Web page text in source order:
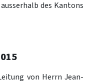
des Kantons
von Herrn Jean-